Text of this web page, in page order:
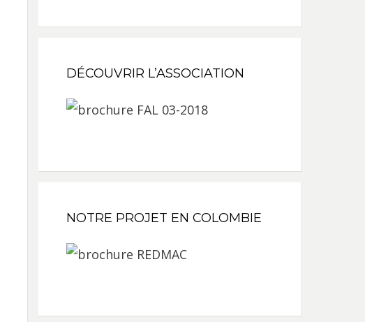
DÉCOUVRIR L’ASSOCIATION
NOTRE PROJET EN COLOMBIE